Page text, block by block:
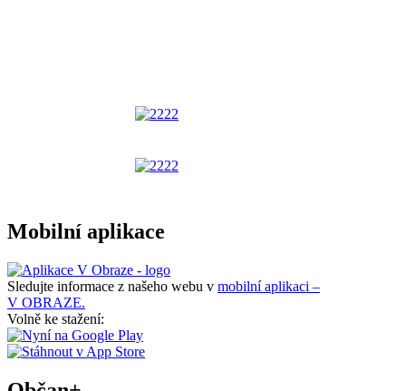
Mobilní aplikace
Sledujte informace z našeho webu v mobilní aplikaci –
V OBRAZE.
Volně ke stažení: